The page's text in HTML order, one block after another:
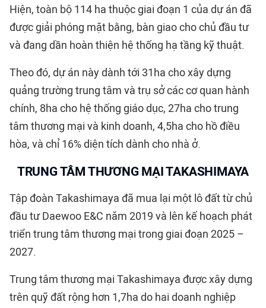
Hiện, toàn bộ 114 ha thuộc giai đoạn 1 của dự án đã
được giải phóng mặt bằng, bàn giao cho chủ đầu tư
và đang dần hoàn thiện hệ thống hạ tầng kỹ thuật.
Theo đó, dự án này dành tới 31ha cho xây dựng
quảng trường trung tâm và trụ sở các cơ quan hành
chính, 8ha cho hệ thống giáo dục, 27ha cho trung
tâm thương mại và kinh doanh, 4,5ha cho hồ điều
hòa, và chỉ 16% diện tích dành cho nhà ở.
TRUNG TÂM THƯƠNG MẠI TAKASHIMAYA
Tập đoàn Takashimaya đã mua lại một lô đất từ chủ
đầu tư Daewoo E&C năm 2019 và lên kế hoạch phát
triển trung tâm thương mại trong giai đoạn 2025 –
2027.
Trung tâm thương mại Takashimaya được xây dựng
trên quỹ đất rộng hơn 1,7ha do hai doanh nghiệp